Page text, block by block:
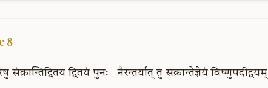
8
संक्रान्तिद्वितयं द्वितयं पुनः नैरन्तर्यात् तु संक्रान्तेज्ञेयं विष्णुपदीद्वयम्